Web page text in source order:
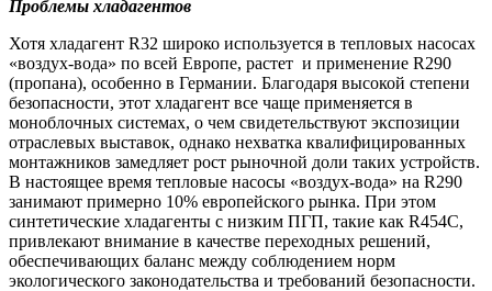
Проблемы хладагентов
Хотя хладагент R32 широко используется в тепловых насосах
«воздух-вода» по всей Европе, растет и применение R290
(пропана), особенно в Германии. Благодаря высокой степени
безопасности, этот хладагент все чаще применяется в
моноблочных системах, о чем свидетельствуют экспозиции
отраслевых выставок, однако нехватка квалифицированных
монтажников замедляет рост рыночной доли таких устройств.
В настоящее время тепловые насосы «воздух-вода» на R290
занимают примерно 10% европейского рынка. При этом
синтетические хладагенты с низким ПГП, такие как R454С,
привлекают внимание в качестве переходных решений,
обеспечивающих баланс между соблюдением норм
экологического законодательства и требований безопасности.